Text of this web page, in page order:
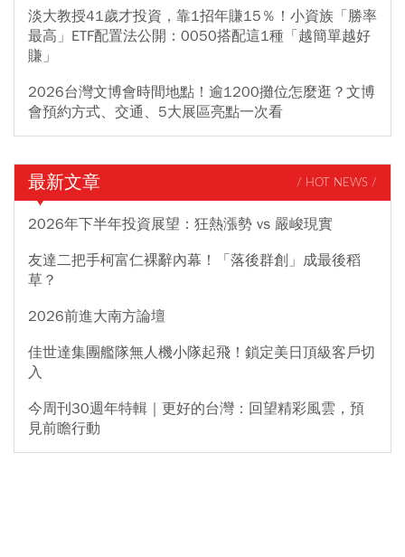
淡大教授41歲才投資，靠1招年賺15％！小資族「勝率
最高」ETF配置法公開：0050搭配這1種「越簡單越好
賺」
2026台灣文博會時間地點！逾1200攤位怎麼逛？文博
會預約方式、交通、5大展區亮點一次看
最新文章 / HOT NEWS /
2026年下半年投資展望：狂熱漲勢 vs 嚴峻現實
友達二把手柯富仁裸辭內幕！「落後群創」成最後稻
草？
2026前進大南方論壇
佳世達集團艦隊無人機小隊起飛！鎖定美日頂級客戶切
入
今周刊30週年特輯｜更好的台灣：回望精彩風雲，預
見前瞻行動